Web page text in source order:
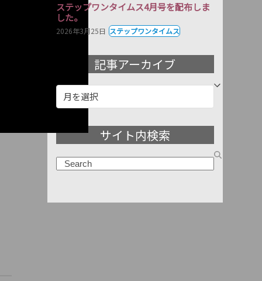
ステップワンタイムス4月号を配布しま
した。
2026年3月25日 ステップワンタイムス
記事アーカイブ
事
ー
サイト内検索